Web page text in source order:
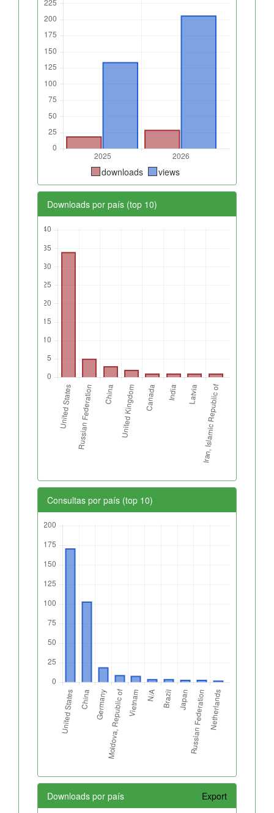
downloads views
Downloads por país (top 10)
Consultas por país (top 10)
Downloads por país Export